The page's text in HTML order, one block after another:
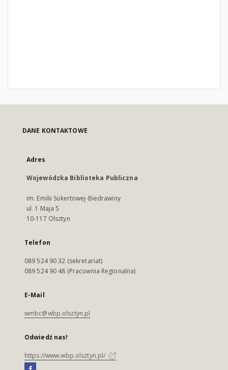
DANE KONTAKTOWE
Adres
Wojewódzka Biblioteka Publiczna
im. Emilii Sukertowej-Biedrawiny
ul. 1 Maja 5
10-117 Olsztyn
Telefon
089 524 90 32 (sekretariat)
089 524 90 48 (Pracownia Regionalna)
E-Mail
wmbc@wbp.olsztyn.pl
Odwiedź nas!
https://www.wbp.olsztyn.pl/